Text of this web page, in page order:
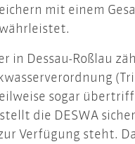
mit einem
in Dessau-Roßlau
sogar
die DESWA
Verfügung steht.